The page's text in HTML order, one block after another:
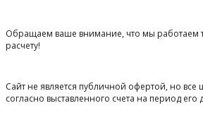
Обращаем ваше внимание, что мы работаем
расчету!
Сайт не является публичной офертой, но все
согласно выставленного счета на период его